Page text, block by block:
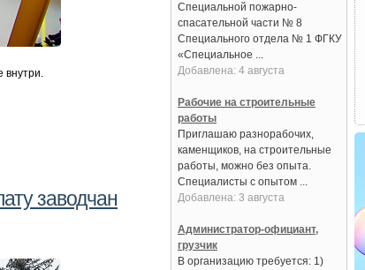
внутри.
заводчан
Специальной пожарно-
спасательной части № 8
Специального отдела № 1 ФГКУ
«Специальное ...
Добавлена: 4 августа
Рабочие на строительные
работы
Приглашаю разнорабочих,
каменщиков, на строительные
работы, можно без опыта.
Специалисты с опытом ...
Добавлена: 3 августа
Администратор-официант,
грузчик
В организацию требуется: 1)